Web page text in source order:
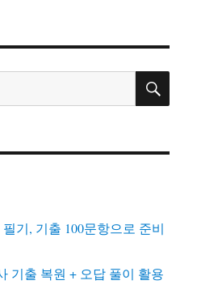
검
기, 기출 100문항으로 준비
기출 복원 + 오답 풀이 활용